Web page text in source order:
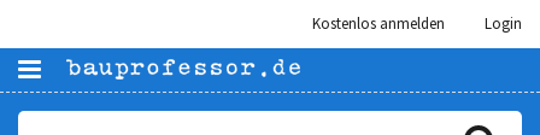
Kostenlos anmelden Login